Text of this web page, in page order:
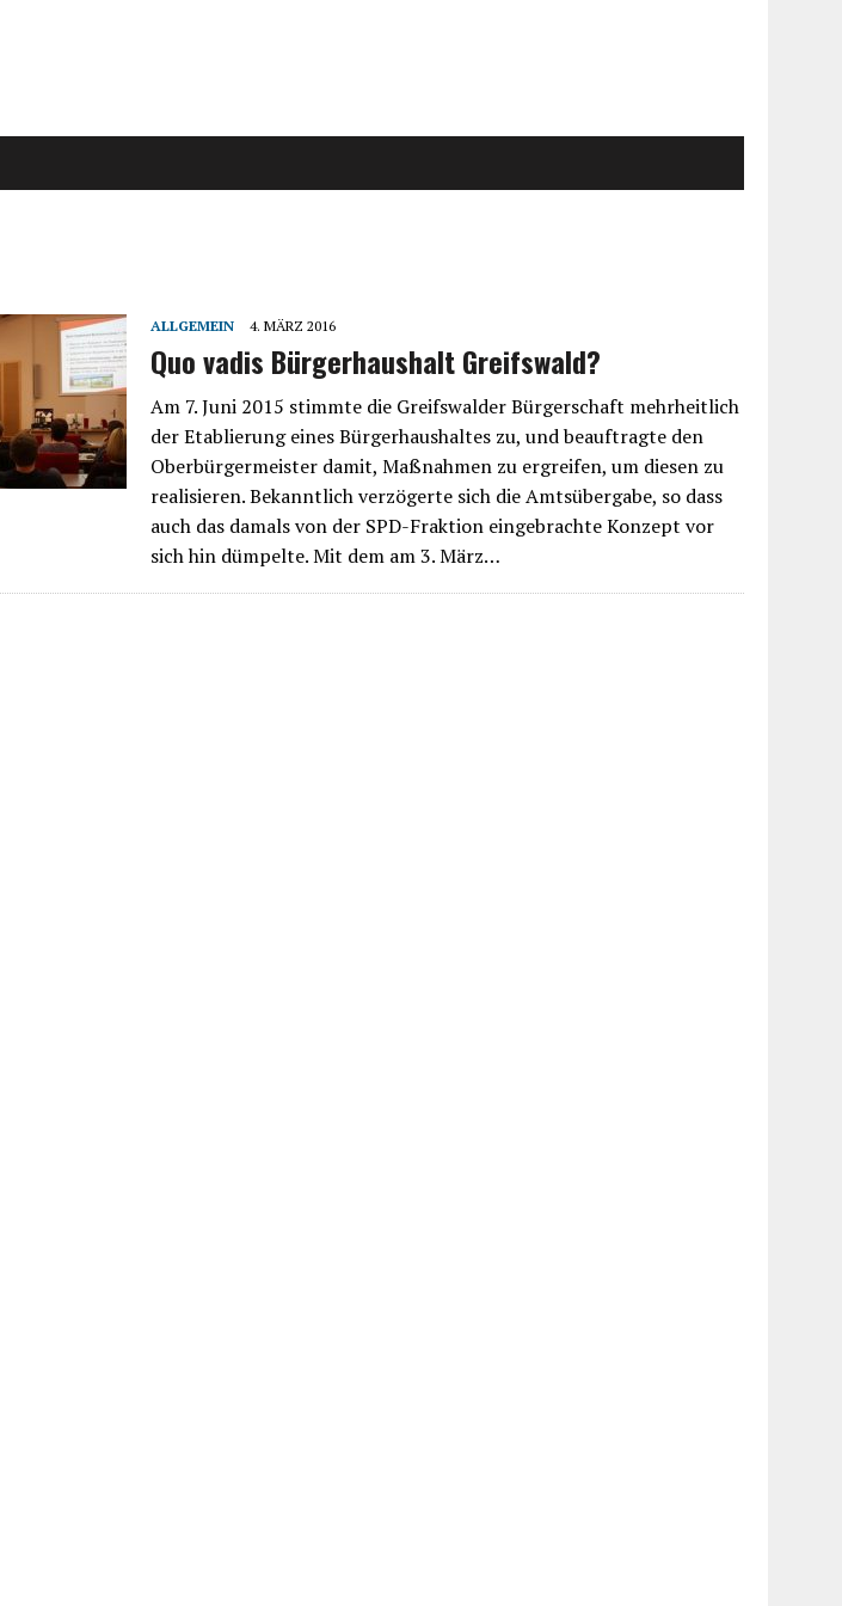
ALLGEMEIN 4. MÄRZ 2016
Quo vadis Bürgerhaushalt Greifswald?
Am 7. Juni 2015 stimmte die Greifswalder Bürgerschaft mehrheitlich
der Etablierung eines Bürgerhaushaltes zu, und beauftragte den
Oberbürgermeister damit, Maßnahmen zu ergreifen, um diesen zu
realisieren. Bekanntlich verzögerte sich die Amtsübergabe, so dass
auch das damals von der SPD-Fraktion eingebrachte Konzept vor
sich hin dümpelte. Mit dem am 3. März…